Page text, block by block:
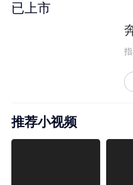
已上市
推荐小视频